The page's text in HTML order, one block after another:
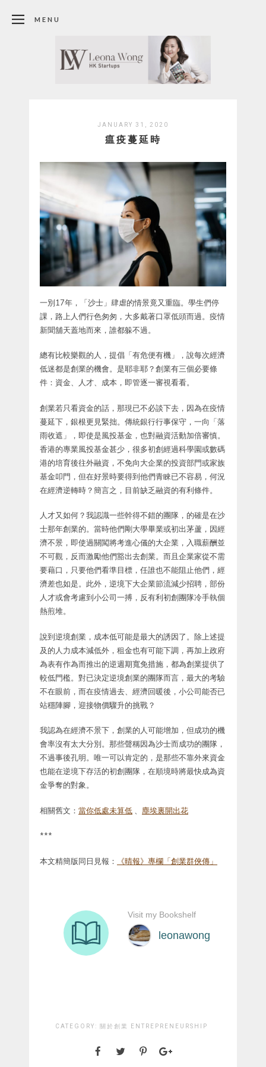
MENU
JANUARY 31, 2020
瘟疫蔓延時
一別17年，「沙士」肆虐的情景竟又重臨。學生們停
課，路上人們行色匆匆，大多戴著口罩低頭而過。疫情
新聞舖天蓋地而來，誰都躲不過。
總有比較樂觀的人，提倡「有危便有機」，說每次經濟
低迷都是創業的機會。是耶非耶？創業有三個必要條
件：資金、人才、成本，即管逐一審視看看。
創業若只看資金的話，那現已不必談下去，因為在疫情
蔓延下，銀根更見緊拙。傳統銀行行事保守，一向「落
雨收遮」，即使是風投基金，也對融資活動加倍審慎。
香港的專業風投基金甚少，很多初創經過科學園或數碼
港的培育後往外融資，不免向大企業的投資部門或家族
基金叩門，但在好景時要得到他們青睞已不容易，何況
在經濟逆轉時？簡言之，目前缺乏融資的有利條件。
人才又如何？我認識一些幹得不錯的團隊，的確是在沙
士那年創業的。當時他們剛大學畢業或初出茅蘆，因經
濟不景，即使過關闖將考進心儀的大企業，入職薪酬並
不可觀，反而激勵他們豁出去創業。而且企業家從不需
要藉口，只要他們看準目標，任誰也不能阻止他們，經
濟差也如是。此外，逆境下大企業節流減少招聘，部份
人才或會考慮到小公司一搏，反有利初創團隊冷手執個
熱煎堆。
說到逆境創業，成本低可能是最大的誘因了。除上述提
及的人力成本減低外，租金也有可能下調，再加上政府
為表有作為而推出的逆週期寬免措施，都為創業提供了
較低門檻。對已決定逆境創業的團隊而言，最大的考驗
不在眼前，而在疫情過去、經濟回暖後，小公司能否已
站穩陣腳，迎接物價驟升的挑戰？
我認為在經濟不景下，創業的人可能增加，但成功的機
會率沒有太大分別。那些聲稱因為沙士而成功的團隊，
不過事後孔明。唯一可以肯定的，是那些不靠外來資金
也能在逆境下存活的初創團隊，在順境時將最快成為資
金爭奪的對象。
相關舊文： 當你低處未算低 塵埃裏開出花
***
本文精簡版同日見報： 《晴報》專欄「創業群俠傳」
CATEGORY: 關於創業 ENTREPRENEURSHIP